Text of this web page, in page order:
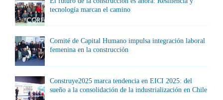
tecnología marcan el camino
Comité de Capital Humano impulsa integración laboral
femenina en la construcción
Construye2025 marca tendencia en EICI 2025: del
sueño a la consolidación de la industrialización en Chile